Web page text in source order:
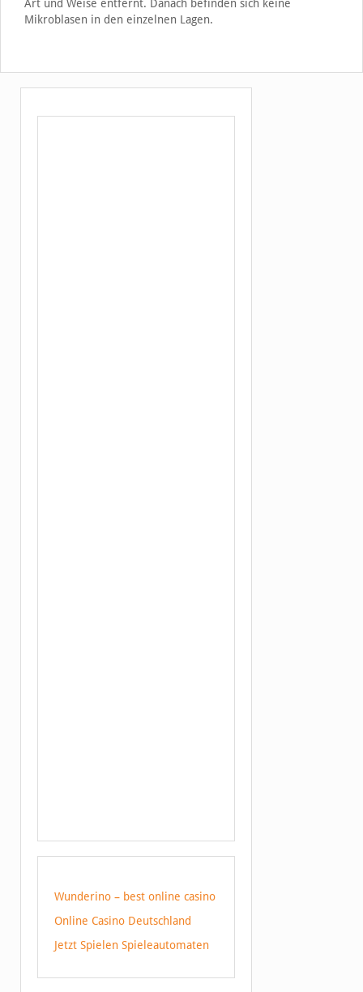
Art und Weise entfernt. Danach befinden sich keine
Mikroblasen in den einzelnen Lagen.
Wunderino – best online casino
Online Casino Deutschland
Jetzt Spielen Spieleautomaten